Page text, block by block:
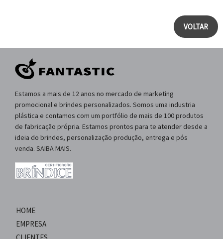
VOLTAR
Estamos a mais de 12 anos no mercado de marketing
promocional e brindes personalizados. Somos uma industria
plástica e contamos com um portfólio de mais de 100 produtos
de fabricação própria. Estamos prontos para te atender desde a
ideia do brindes, personalização produção, entrega e pós
venda. SAIBA MAIS.
HOME
EMPRESA
CLIENTES